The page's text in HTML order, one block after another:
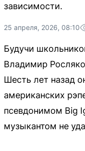
зависимости.
25 апреля, 2026, 08:10
Будучи
Владимир
Шесть лет назад
американских
псевдонимом Big
музыкантом не